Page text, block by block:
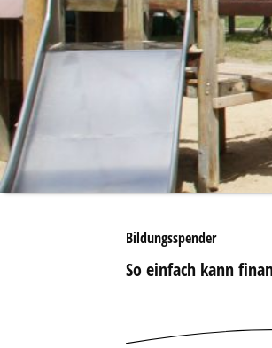
Bildungsspender
So einfach kann